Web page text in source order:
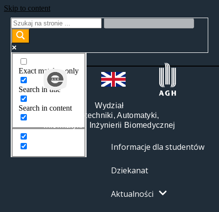
Skip to content
Exact matches only
Search in title
Search in content
Wydział
Elektrotechniki, Automatyki,
Informatyki i Inżynierii Biomedycznej
Informacje dla studentów
Dziekanat
Aktualności